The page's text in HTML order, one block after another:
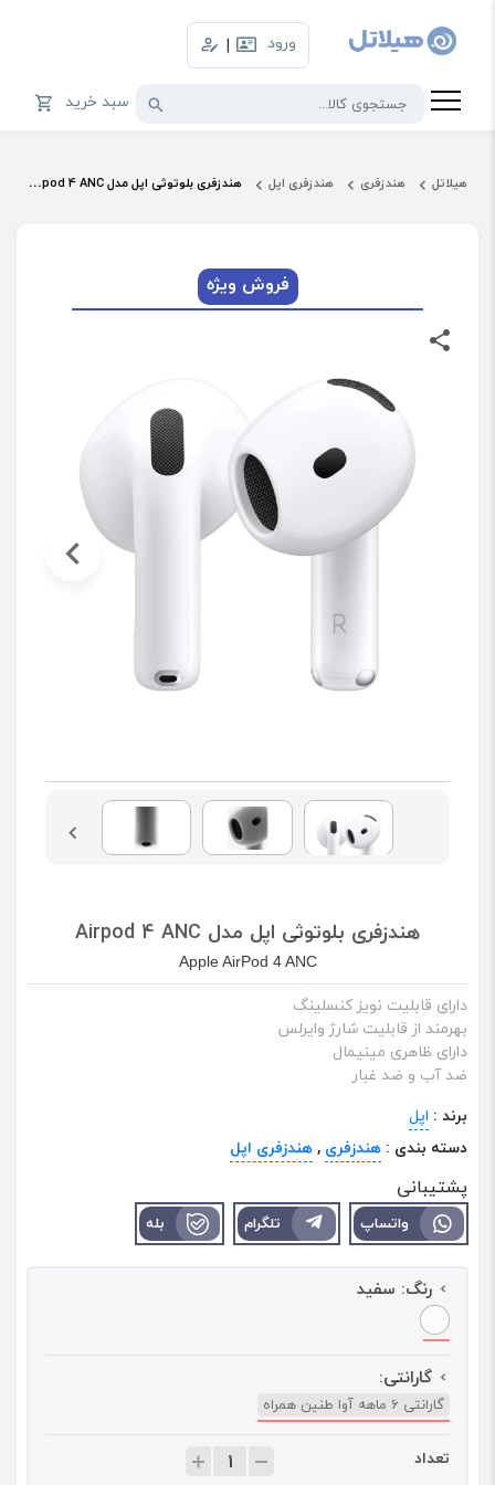
ورود |
سبد خرید
هیلاتل هندزفری هندزفری اپل هندزفری بلوتوثی اپل مدل Airpod 4 ANC
فروش ویژه
هندزفری بلوتوثی اپل مدل Airpod 4 ANC
Apple AirPod 4 ANC
دارای قابلیت نویز کنسلینگ
بهرمند از قابلیت شارژ وایرلس
دارای ظاهری مینیمال
ضد آب و ضد غبار
برند : اپل
دسته بندی : هندزفری ,هندزفری اپل
پشتیبانی
واتساپ تلگرام بله
رنگ: سفید
گارانتی:
گارانتی 6 ماهه آوا طنین همراه
تعداد